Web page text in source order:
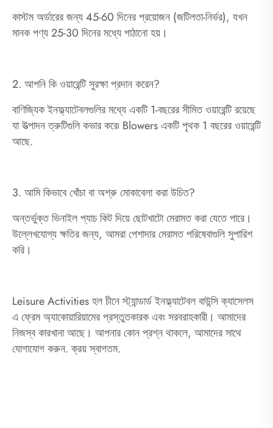
কাস্টম অর্ডারের জন্য 45-60 দিনের প্রয়োজন (জটিলতা-নির্ভর), যখন
মানক পণ্য 25-30 দিনের মধ্যে পাঠানো হয়।
2. আপনি কি ওয়ারেন্টি সুরক্ষা প্রদান করেন?
বাণিজ্যিক ইনফ্ল্যাটেবলগুলির মধ্যে একটি 1-বছরের সীমিত ওয়ারেন্টি রয়েছে
যা উত্পাদন ত্রুটিগুলি কভার করে৷ Blowers একটি পৃথক 1 বছরের ওয়ারেন্টি
আছে.
3. আমি কিভাবে খোঁচা বা অশ্রু মোকাবেলা করা উচিত?
অন্তর্ভুক্ত ভিনাইল প্যাচ কিট দিয়ে ছোটখাটো মেরামত করা যেতে পারে।
উল্লেখযোগ্য ক্ষতির জন্য, আমরা পেশাদার মেরামত পরিষেবাগুলি সুপারিশ
করি।
Leisure Activities হল চীনে স্ট্যান্ডার্ড ইনফ্ল্যাটেবল বাউন্সি ক্যাসেলস
এ ফ্রেম অ্যাকোয়ারিয়ামের প্রস্তুতকারক এবং সরবরাহকারী। আমাদের
নিজস্ব কারখানা আছে। আপনার কোন প্রশ্ন থাকলে, আমাদের সাথে
যোগাযোগ করুন. ক্রয় স্বাগতম.